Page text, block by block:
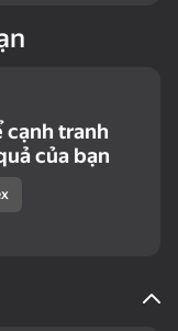
cạnh tranh
của bạn